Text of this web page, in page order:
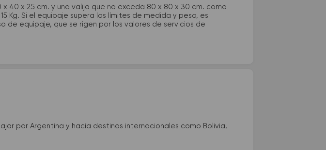
40 x 25 cm. y una valija que no exceda 80 x 80 x 30 cm. como
Kg. Si el equipaje supera los límites de medida y peso, es
equipaje, que se rigen por los valores de servicios de
por Argentina y hacia destinos internacionales como Bolivia,